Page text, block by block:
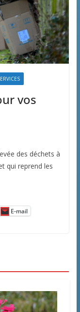
vos
des déchets à
qui reprend les
E-mail